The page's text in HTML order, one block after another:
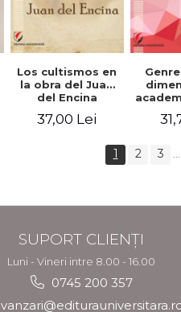
Los cultismos en
la obra del Juan
del Encina
37,00 Lei
1 2 3
SUPORT CLIENȚI
Luni - Vineri intre 8.00 - 16.00
0745 200 357